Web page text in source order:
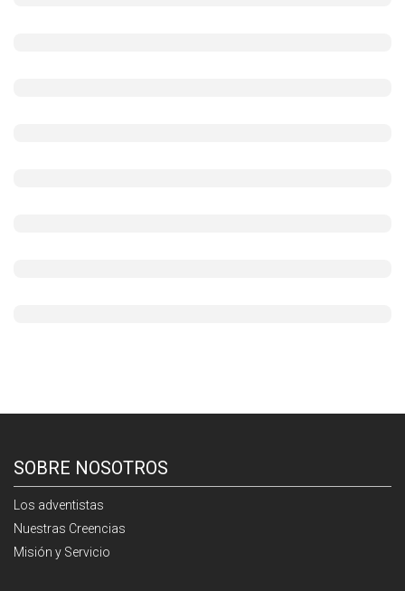
SOBRE NOSOTROS
Los adventistas
Nuestras Creencias
Misión y Servicio